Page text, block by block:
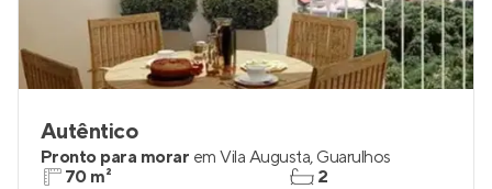
Autêntico
Pronto para morar em Vila Augusta, Guarulhos
70 m²
2